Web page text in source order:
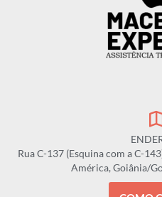
Rua C-137 (Esquina com a C-
América, Goiânia/